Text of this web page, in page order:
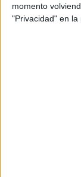
momento
"Privacidad" en la